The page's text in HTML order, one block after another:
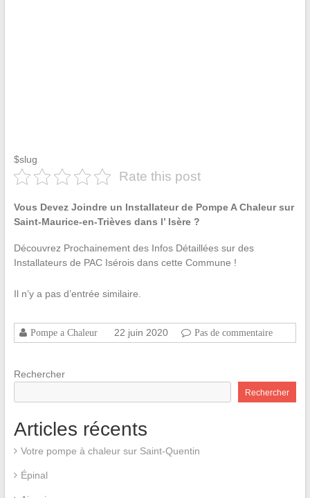
$slug
Rate this post
Vous Devez Joindre un Installateur de Pompe A Chaleur sur
Saint-Maurice-en-Trièves dans l’ Isère ?
Découvrez Prochainement des Infos Détaillées sur des
Installateurs de PAC Isérois dans cette Commune !
Il n’y a pas d’entrée similaire.
Pompe a Chaleur 22 juin 2020 Pas de commentaire
Rechercher
Rechercher
Articles récents
Votre pompe à chaleur sur Saint-Quentin
Épinal